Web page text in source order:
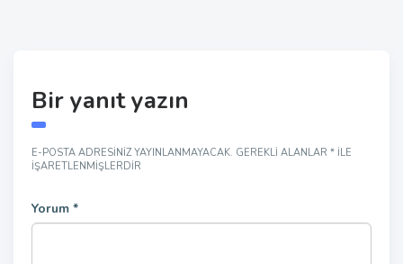
Bir yanıt yazın
E-POSTA ADRESINIZ YAYINLANMAYACAK. GEREKLI ALANLAR * ILE
IŞARETLENMIŞLERDIR
Yorum *